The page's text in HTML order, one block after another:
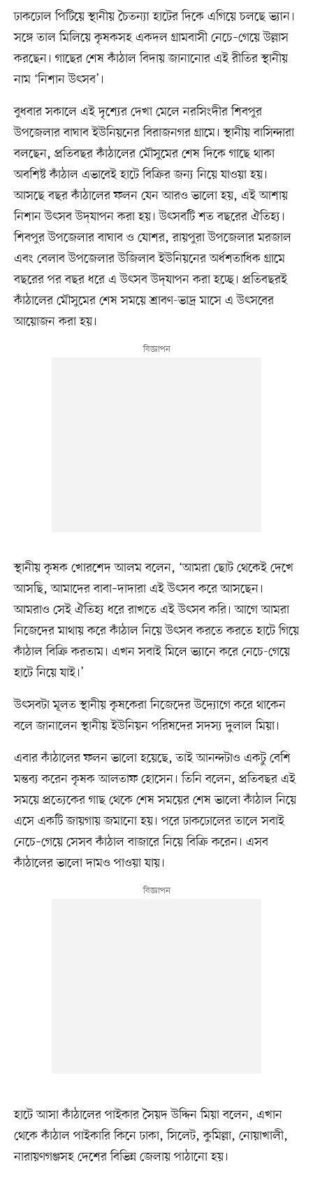
ঢাকঢোল পিটিয়ে স্থানীয় চৈতন্যা হাটের দিকে এগিয়ে চলছে ভ্যান।
সঙ্গে তাল মিলিয়ে কৃষকসহ একদল গ্রামবাসী নেচে–গেয়ে উল্লাস
করছেন। গাছের শেষ কাঁঠাল বিদায় জানানোর এই রীতির স্থানীয়
নাম ‘নিশান উৎসব’।
বুধবার সকালে এই দৃশ্যের দেখা মেলে নরসিংদীর শিবপুর
উপজেলার বাঘাব ইউনিয়নের বিরাজনগর গ্রামে। স্থানীয় বাসিন্দারা
বলছেন, প্রতিবছর কাঁঠালের মৌসুমের শেষ দিকে গাছে থাকা
অবশিষ্ট কাঁঠাল এভাবেই হাটে বিক্রির জন্য নিয়ে যাওয়া হয়।
আসছে বছর কাঁঠালের ফলন যেন আরও ভালো হয়, এই আশায়
নিশান উৎসব উদ্‌যাপন করা হয়। উৎসবটি শত বছরের ঐতিহ্য।
শিবপুর উপজেলার বাঘাব ও যোশর, রায়পুরা উপজেলার মরজাল
এবং বেলাব উপজেলার উজিলাব ইউনিয়নের অর্ধশতাধিক গ্রামে
বছরের পর বছর ধরে এ উৎসব উদ্‌যাপন করা হচ্ছে। প্রতিবছরই
কাঁঠালের মৌসুমের শেষ সময়ে শ্রাবণ-ভাদ্র মাসে এ উৎসবের
আয়োজন করা হয়।
স্থানীয় কৃষক খোরশেদ আলম বলেন, ‘আমরা ছোট থেকেই দেখে
আসছি, আমাদের বাবা–দাদারা এই উৎসব করে আসছেন।
আমরাও সেই ঐতিহ্য ধরে রাখতে এই উৎসব করি। আগে আমরা
নিজেদের মাথায় করে কাঁঠাল নিয়ে উৎসব করতে করতে হাটে গিয়ে
কাঁঠাল বিক্রি করতাম। এখন সবাই মিলে ভ্যানে করে নেচে-গেয়ে
হাটে নিয়ে যাই।’
উৎসবটা মূলত স্থানীয় কৃষকেরা নিজেদের উদ্যোগে করে থাকেন
বলে জানালেন স্থানীয় ইউনিয়ন পরিষদের সদস্য দুলাল মিয়া।
এবার কাঁঠালের ফলন ভালো হয়েছে, তাই আনন্দটাও একটু বেশি
মন্তব্য করেন কৃষক আলতাফ হোসেন। তিনি বলেন, প্রতিবছর এই
সময়ে প্রত্যেকের গাছ থেকে শেষ সময়ের শেষ ভালো কাঁঠাল নিয়ে
এসে একটি জায়গায় জমানো হয়। পরে ঢাকঢোলের তালে সবাই
নেচে–গেয়ে সেসব কাঁঠাল বাজারে নিয়ে বিক্রি করেন। এসব
কাঁঠালের ভালো দামও পাওয়া যায়।
হাটে আসা কাঁঠালের পাইকার সৈয়দ উদ্দিন মিয়া বলেন, এখান
থেকে কাঁঠাল পাইকারি কিনে ঢাকা, সিলেট, কুমিল্লা, নোয়াখালী,
নারায়ণগঞ্জসহ দেশের বিভিন্ন জেলায় পাঠানো হয়।